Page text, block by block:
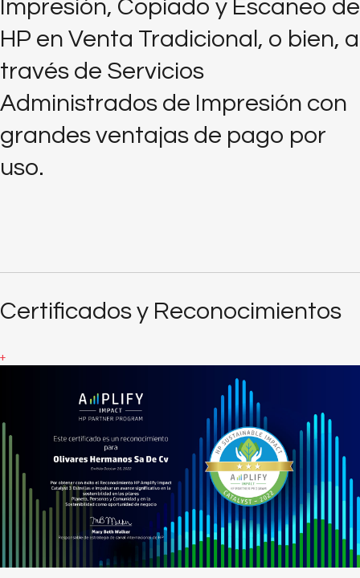
Impresión, Copiado y Escaneo de
HP en Venta Tradicional, o bien, a
través de Servicios
Administrados de Impresión con
grandes ventajas de pago por
uso.
Certificados y Reconocimientos
+